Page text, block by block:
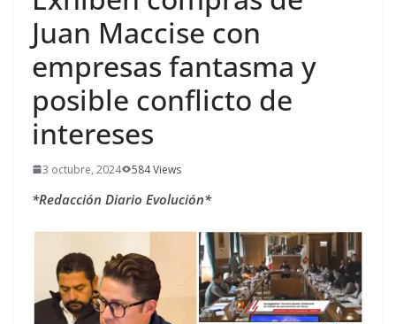
Juan Maccise con
empresas fantasma y
posible conflicto de
intereses
3 octubre, 2024 584 Views
*Redacción Diario Evolución*